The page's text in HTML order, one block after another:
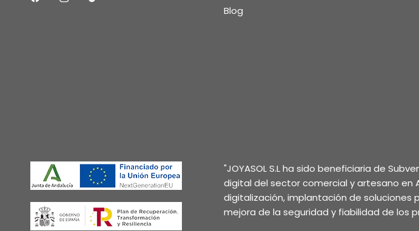
Blog
"JOYASOL S.L ha sido beneficiaria de
digital del sector comercial y artesano en
digitalización, implantación de soluciones
mejora de la seguridad y fiabilidad de los